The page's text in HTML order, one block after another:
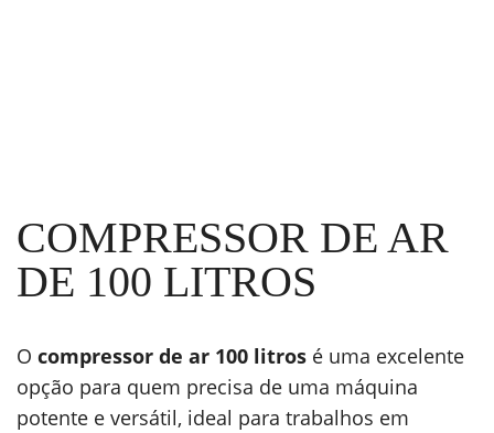
COMPRESSOR DE AR
DE 100 LITROS
O compressor de ar 100 litros é uma excelente
opção para quem precisa de uma máquina
potente e versátil, ideal para trabalhos em